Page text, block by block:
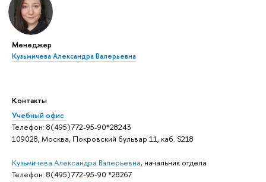
Менеджер
Кузьмичева Александра Валерьевна
Контакты
Учебный офис
Телефон: 8(495)772-95-90*28243
109028, Москва, Покровский бульвар 11, каб. S218
Кузьмичева Александра Валерьевна, начальник отдела
Телефон: 8(495)772-95-90 *28267